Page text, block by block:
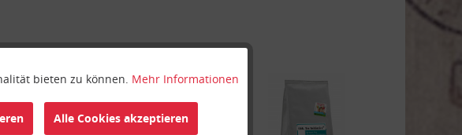
Aktiv
Inaktiv
bieten zu können. Mehr Informationen
Alle Cookies akzeptieren